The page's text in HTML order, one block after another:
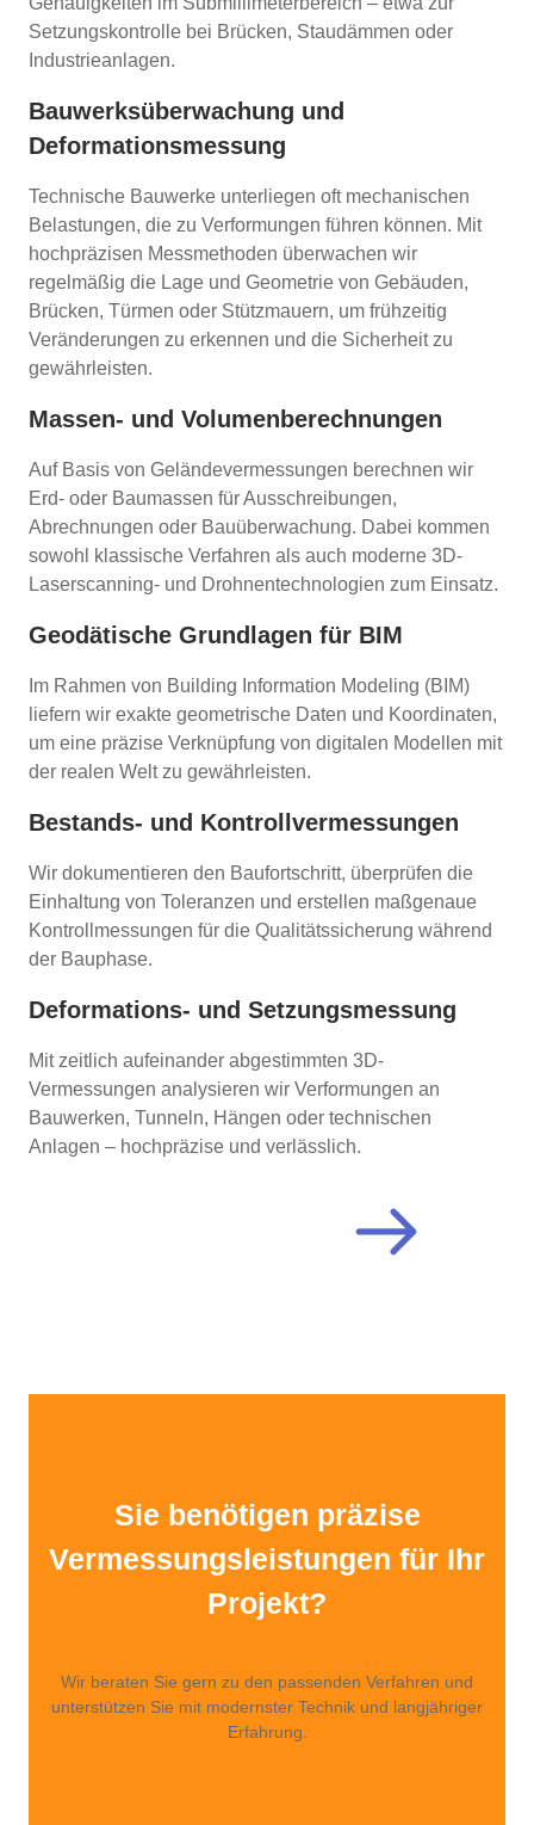
Setzungskontrolle bei Brücken, Staudämmen oder
Industrieanlagen.
Bauwerksüberwachung und
Deformationsmessung
Technische Bauwerke unterliegen oft mechanischen
Belastungen, die zu Verformungen führen können. Mit
hochpräzisen Messmethoden überwachen wir
regelmäßig die Lage und Geometrie von Gebäuden,
Brücken, Türmen oder Stützmauern, um frühzeitig
Veränderungen zu erkennen und die Sicherheit zu
gewährleisten.
Massen- und Volumenberechnungen
Auf Basis von Geländevermessungen berechnen wir
Erd- oder Baumassen für Ausschreibungen,
Abrechnungen oder Bauüberwachung. Dabei kommen
sowohl klassische Verfahren als auch moderne 3D-
Laserscanning- und Drohnentechnologien zum Einsatz.
Geodätische Grundlagen für BIM
Im Rahmen von Building Information Modeling (BIM)
liefern wir exakte geometrische Daten und Koordinaten,
um eine präzise Verknüpfung von digitalen Modellen mit
der realen Welt zu gewährleisten.
Bestands- und Kontrollvermessungen
Wir dokumentieren den Baufortschritt, überprüfen die
Einhaltung von Toleranzen und erstellen maßgenaue
Kontrollmessungen für die Qualitätssicherung während
der Bauphase.
Deformations- und Setzungsmessung
Mit zeitlich aufeinander abgestimmten 3D-
Vermessungen analysieren wir Verformungen an
Bauwerken, Tunneln, Hängen oder technischen
Anlagen – hochpräzise und verlässlich.
Sie benötigen präzise
Vermessungsleistungen für Ihr
Projekt?
Wir beraten Sie gern zu den passenden Verfahren und
unterstützen Sie mit modernster Technik und langjähriger
Erfahrung.